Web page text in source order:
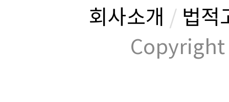
회사소개 / 법적
Copyright